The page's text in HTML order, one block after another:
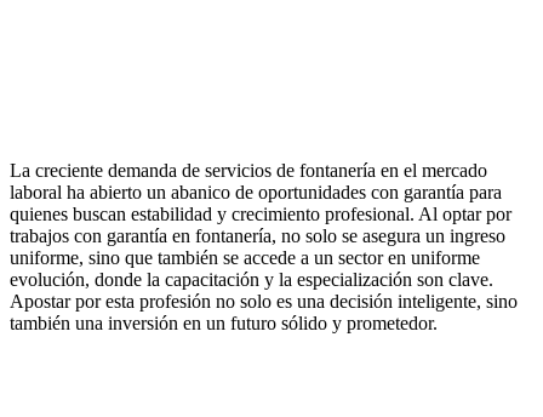
La creciente demanda de servicios de fontanería en el mercado
laboral ha abierto un abanico de oportunidades con garantía para
quienes buscan estabilidad y crecimiento profesional. Al optar por
trabajos con garantía en fontanería, no solo se asegura un ingreso
uniforme, sino que también se accede a un sector en uniforme
evolución, donde la capacitación y la especialización son clave.
Apostar por esta profesión no solo es una decisión inteligente, sino
también una inversión en un futuro sólido y prometedor.